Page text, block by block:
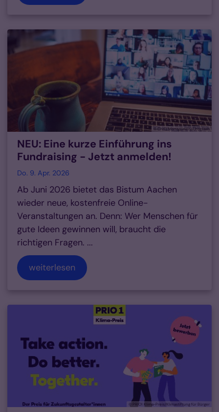
© Chris Montgomery/Unsplash
NEU: Eine kurze Einführung ins
Fundraising - Jetzt anmelden!
Do. 9. Apr. 2026
Ab Juni 2026 bietet das Bistum Aachen
wieder neue, kostenfreie Online-
Veranstaltungen an. Denn: Wer Menschen für
gute Ideen gewinnen will, braucht die
richtigen Fragen. ...
weiterlesen
© PRIO1 Klima-Preis/Klimastiftung für Bürger